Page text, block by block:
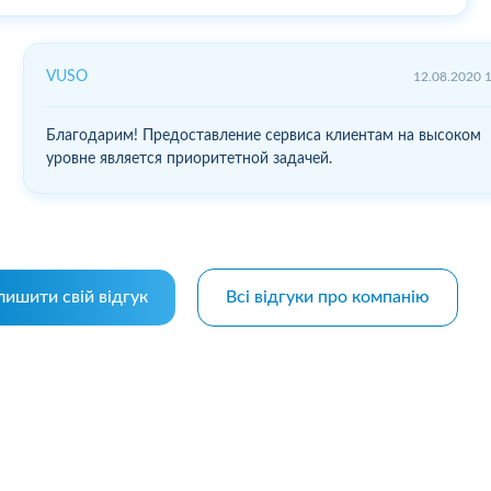
VUSO 12.08.2020
Благодарим! Предоставление сервиса клиентам на высоком
уровне является приоритетной задачей.
свій відгук Всі відгуки про компанію